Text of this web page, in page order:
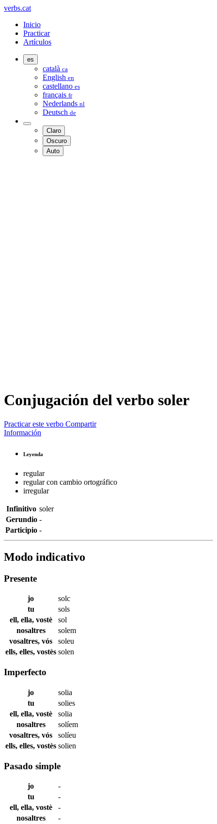
verbs.cat
Inicio
Practicar
Artículos
es
català ca
English en
castellano es
français fr
Nederlands nl
Deutsch de
Claro
Oscuro
Auto
Conjugación del verbo soler
Practicar este verbo Compartir
Información
Leyenda
regular
regular con cambio ortográfico
irregular
Infinitivo soler
Gerundio -
Participio -
Modo indicativo
Presente
jo
solc
tu
sols
ell, ella, vostè
sol
nosaltres
solem
vosaltres, vós
soleu
ells, elles, vostès solen
Imperfecto
jo
solia
tu
solies
ell, ella, vostè
solia
nosaltres
solíem
vosaltres, vós
solíeu
ells, elles, vostès solien
Pasado simple
jo
-
tu
-
ell, ella, vostè
-
nosaltres
-